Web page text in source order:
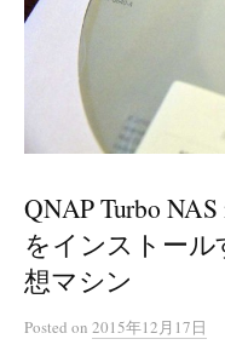
QNAP Turbo
をインストール
想マシン
Posted on 2015年12月17日